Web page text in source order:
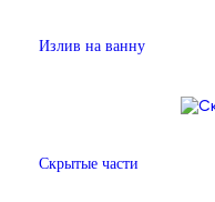
Излив на ванну
Скрытые части